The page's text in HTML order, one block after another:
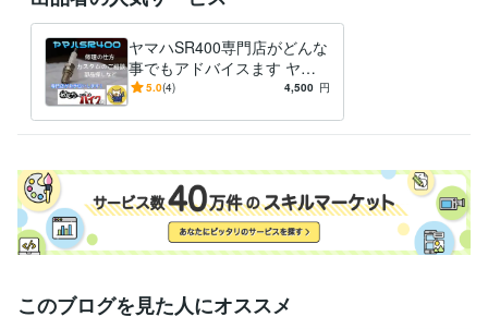
普通自動車運転免許 取得年 : 1981年
普通自動二輪免許 取得年 : 1982年
中型自動車第一種運転免許 取得年 : 1980年
二級自動車整備士（ガソリン・ジーゼル・シャシ・二輪）
981年
ガス溶接技能者 取得年 : 1980年
得意分野
学習指導・資格・キャリア相談 オートバイの整備
学歴
ヤマハSR400専門店がどんな
事でもアドバイスます ヤマ
ハSR400専門店が全面アドバ
5.0(4) 4,500 円
このブログを見た人にオススメ